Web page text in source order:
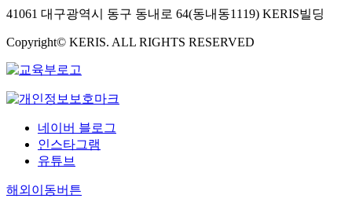
41061 대구광역시 동구 동내로 64(동내동1119) KERIS빌딩
Copyright© KERIS. ALL RIGHTS RESERVED
네이버 블로그
인스타그램
유튜브
해외이동버튼